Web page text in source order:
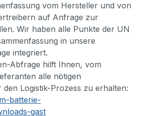
vom Hersteller und von
auf Anfrage zur
Wir haben alle Punkte der UN
in unsere
integriert.
Abfrage hilft Ihnen, vom
alle nötigen
Logistik-Prozess zu erhalten:
batterie-
gast